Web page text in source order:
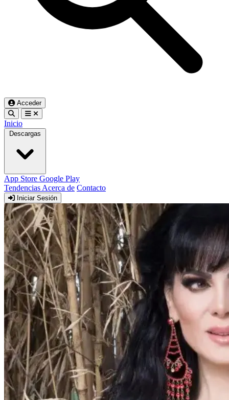
Acceder
Inicio
Descargas
App Store Google Play
Tendencias Acerca de Contacto
Iniciar Sesión